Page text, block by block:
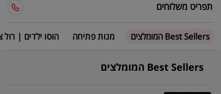
תפריט משלוחים
Best Sellers המומלצים מנות פתיחה הוסו ילדים | רול
Best Sellers המומלצים